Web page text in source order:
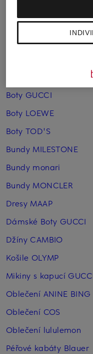
Boty GOLDEN GOOSE
Boty GUCCI
Boty LOEWE
Boty TOD'S
Bundy MILESTONE
Bundy monari
Bundy MONCLER
Dresy MAAP
Dámské Boty GUCCI
Džíny CAMBIO
Košile OLYMP
Mikiny s kapucí
Oblečení ANINE BING
Oblečení COS
Oblečení lululemon
Péřové kabáty Blauer